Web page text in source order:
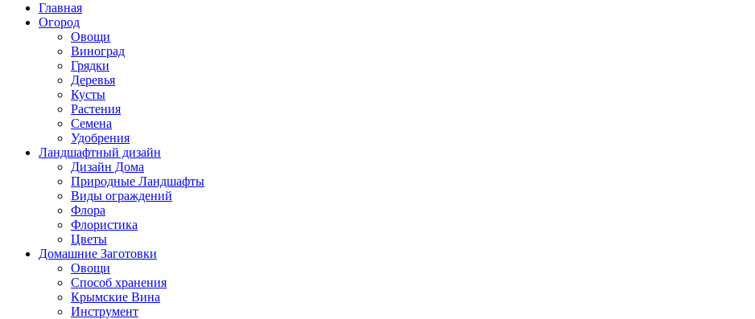
Главная
Огород
Овощи
Виноград
Грядки
Деревья
Кусты
Растения
Семена
Удобрения
Ландшафтный дизайн
Дизайн Дома
Природные Ландшафты
Виды ограждений
Флора
Флористика
Цветы
Домашние Заготовки
Овощи
Способ хранения
Крымские Вина
Инструмент